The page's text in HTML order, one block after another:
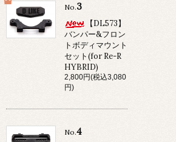
No.3
【DL573】
バンパー&フロン
トボディマウント
セット(for Re-R
HYBRID)
2,800円(税込3,080
円)
No.4